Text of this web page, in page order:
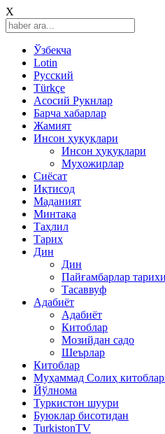
X
Ўзбекча
Lotin
Русский
Türkçe
Асосий Рукнлар
Барча хабарлар
Жамият
Инсон ҳуқуқлари
Инсон ҳуқуқлари
Муҳожирлар
Сиёсат
Иқтисод
Mаданият
Минтақа
Таҳлил
Тарих
Дин
Дин
Пайғамбарлар тарихи
Тасаввуф
Адабиёт
Адабиёт
Китоблар
Мозийдан садо
Шеърлар
Китоблар
Муҳаммад Солиҳ
Йўлнома
Туркистон шуури
Буюклар бисотидан
TurkistonTV